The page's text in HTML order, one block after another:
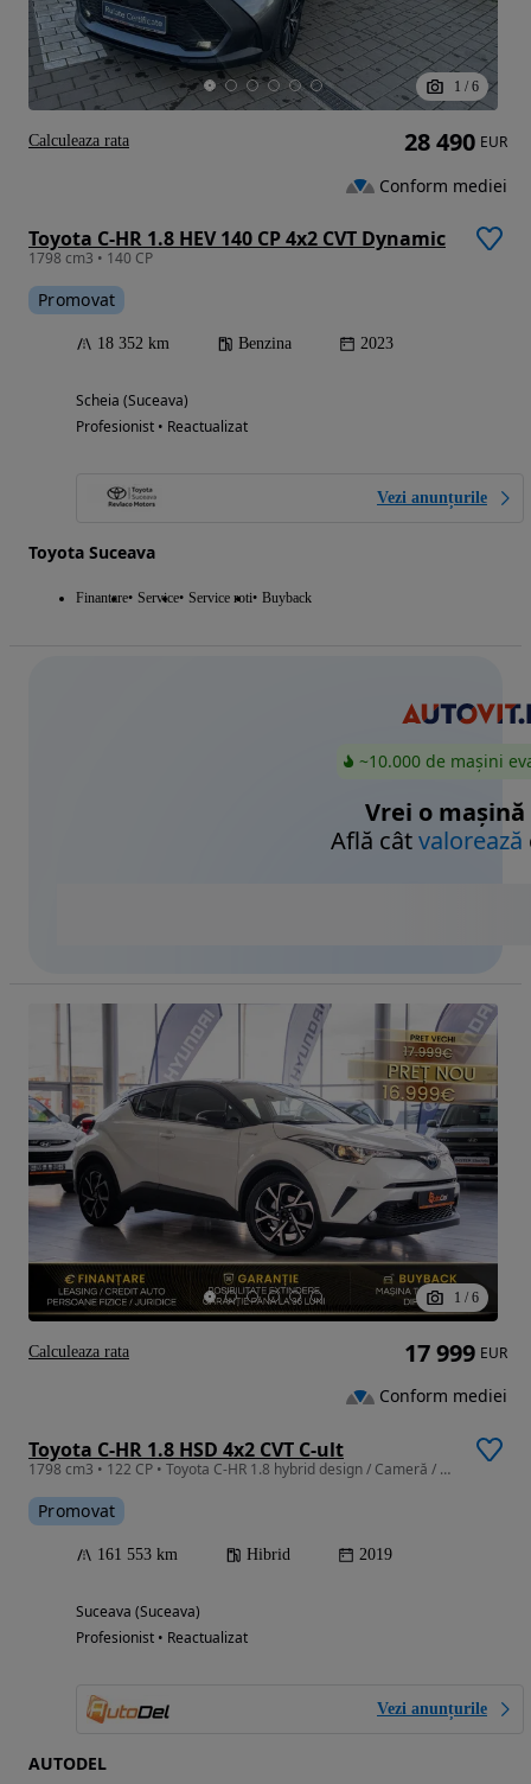
1 / 6
Toyota C-HR 1.8 HEV 140 CP 4x2 CVT Dynamic
1798 cm3 • 140 CP
Promovat
18 352 km Benzina 2023
Scheia (Suceava)
Profesionist • Reactualizat
Vezi anunțurile
Toyota Suceava
Finantare Service Service roti Buyback
28 490 EUR
Conform mediei
Calculeaza rata
~10.000 de mașini
Vrei o mașină
Află câtvalorează
1 / 6
Toyota C-HR 1.8 HSD 4x2 CVT C-ult
1798 cm3 • 122 CP • Toyota C-HR 1.8 hybrid design / Cameră / ACC / Climatronic / Lane
Promovat
161 553 km Hibrid 2019
Suceava (Suceava)
Profesionist • Reactualizat
Vezi anunțurile
AUTODEL
17 999 EUR
Conform mediei
Calculeaza rata